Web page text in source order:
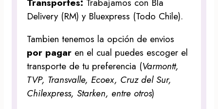
Transportes: Trabajamos con Bla
Delivery (RM) y Bluexpress (Todo Chile).
Tambien tenemos la opción de envios
por pagar en el cual puedes escoger el
transporte de tu preferencia (Varmontt,
TVP, Transvalle, Ecoex, Cruz del Sur,
Chilexpress, Starken, entre otros)